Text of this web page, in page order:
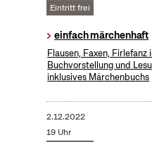
Eintritt frei
einfach märchenhaft
Flausen, Faxen,
Buchvorstellung und
inklusives Märchenbuchs
2.12.2022
19 Uhr